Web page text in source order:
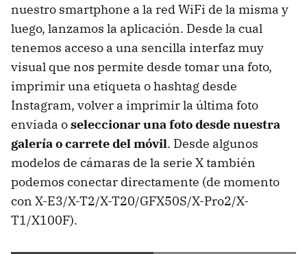
nuestro smartphone a la red WiFi de la misma y
luego, lanzamos la aplicación. Desde la cual
tenemos acceso a una sencilla interfaz muy
visual que nos permite desde tomar una foto,
imprimir una etiqueta o hashtag desde
Instagram, volver a imprimir la última foto
enviada oseleccionar una foto desde nuestra
galería o carrete del móvil. Desde algunos
modelos de cámaras de la serie X también
podemos conectar directamente (de momento
con X-E3/X-T2/X-T20/GFX50S/X-Pro2/X-
T1/X100F).